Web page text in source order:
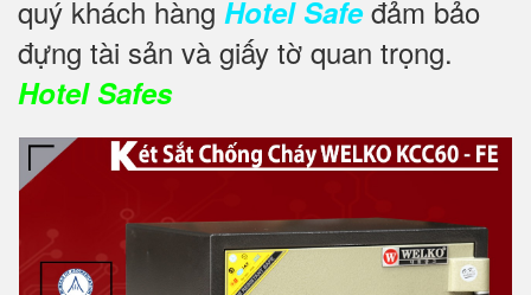
quý khách hàng Hotel Safeđảm bảo
đựng tài sản và giấy tờ quan trọng.
Hotel Safes